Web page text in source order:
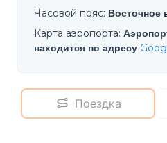
Часовой пояс: Восточное
Карта аэропорта:
находится по адресу